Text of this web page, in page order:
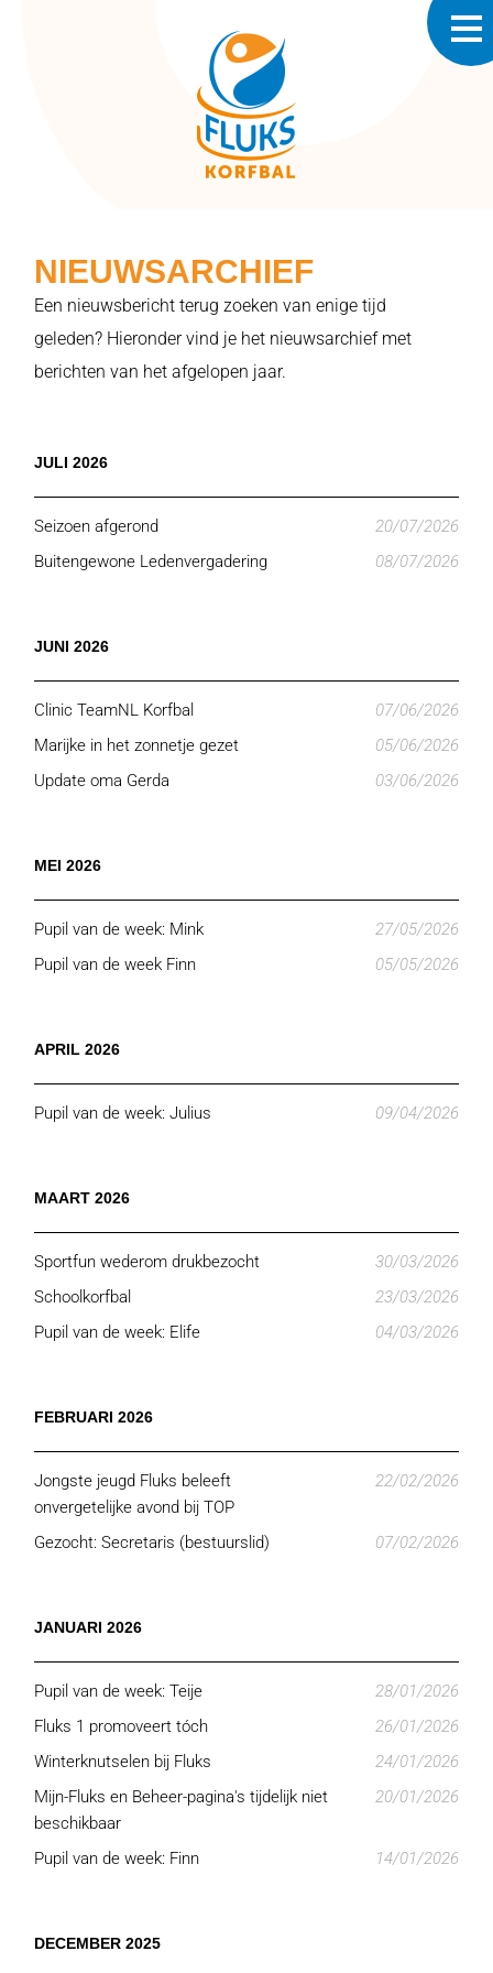
NIEUWSARCHIEF
Een nieuwsbericht terug zoeken van enige tijd
geleden? Hieronder vind je het nieuwsarchief met
berichten van het afgelopen jaar.
JULI 2026
Seizoen afgerond
20/07/2026
Buitengewone Ledenvergadering
08/07/2026
JUNI 2026
Clinic TeamNL Korfbal
07/06/2026
Marijke in het zonnetje gezet
05/06/2026
Update oma Gerda
03/06/2026
MEI 2026
Pupil van de week: Mink
27/05/2026
Pupil van de week Finn
05/05/2026
APRIL 2026
Pupil van de week: Julius 09/04/2026
MAART 2026
Sportfun wederom drukbezocht
30/03/2026
Schoolkorfbal
23/03/2026
Pupil van de week: Elife
04/03/2026
FEBRUARI 2026
Jongste jeugd Fluks beleeft
onvergetelijke avond bij TOP
22/02/2026
Gezocht: Secretaris (bestuurslid) 07/02/2026
JANUARI 2026
Pupil van de week: Teije
28/01/2026
Fluks 1 promoveert tóch
26/01/2026
Winterknutselen bij Fluks
24/01/2026
Mijn-Fluks en Beheer-pagina's tijdelijk niet
beschikbaar
20/01/2026
Pupil van de week: Finn 14/01/2026
DECEMBER 2025